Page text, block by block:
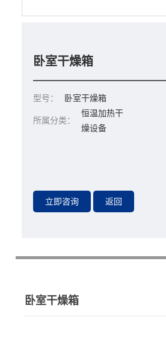
卧室干燥箱
型号： 卧室干燥箱
所属分类：
恒温加热干
燥设备
卧室干燥箱